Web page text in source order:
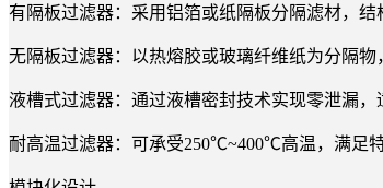
有隔板过滤器：采用铝箔或纸隔板分隔滤材，结
无隔板过滤器：以热熔胶或玻璃纤维纸为分隔
液槽式过滤器：通过液槽密封技术实现零泄漏，
耐高温过滤器：可承受250℃~400℃高温，满足